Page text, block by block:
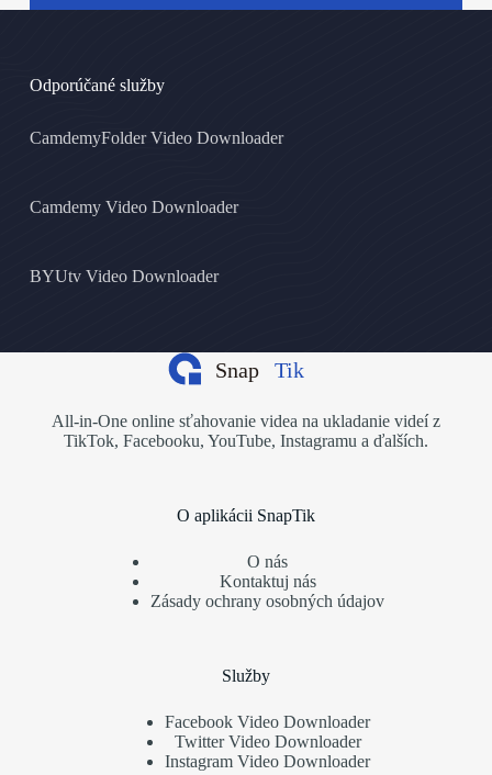
Odporúčané služby
CamdemyFolder Video Downloader
Camdemy Video Downloader
BYUtv Video Downloader
All-in-One online sťahovanie videa na ukladanie videí z
TikTok, Facebooku, YouTube, Instagramu a ďalších.
O aplikácii SnapTik
O nás
Kontaktuj nás
Zásady ochrany osobných údajov
Služby
Facebook Video Downloader
Twitter Video Downloader
Instagram Video Downloader